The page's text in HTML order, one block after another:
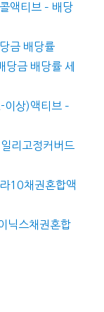
액티브 – 배당
금 배당률
금 배당률 세
상)액티브 –
리고정커버드
10채권혼합액
닉스채권혼합